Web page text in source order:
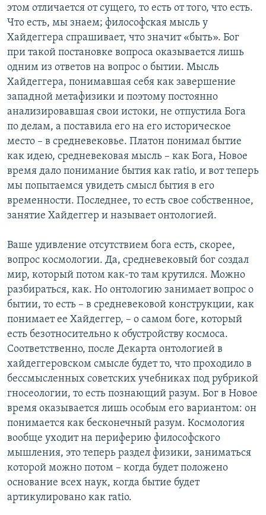
этом отличается от сущего, то есть от того, что есть.
Что есть, мы знаем; философская мысль у
Хайдеггера спрашивает, что значит «быть». Бог
при такой постановке вопроса оказывается лишь
одним из ответов на вопрос о бытии. Мысль
Хайдеггера, понимавшая себя как завершение
западной метафизики и поэтому постоянно
анализировавшая свои истоки, не отпустила Бога
по делам, а поставила его на его историческое
место – в средневековье. Платон понимал бытие
как идею, средневековая мысль – как Бога, Новое
время дало понимание бытия как ratio, и вот теперь
мы попытаемся увидеть смысл бытия в его
временности. Последнее, то есть свое собственное,
занятие Хайдеггер и называет онтологией.
Ваше удивление отсутствием бога есть, скорее,
вопрос космологии. Да, средневековый бог создал
мир, который потом как-то там крутился. Можно
разбираться, как. Но онтологию занимает вопрос о
бытии, то есть – в средневековой конструкции, как
понимает ее Хайдеггер, – о самом боге, который
есть безотносительно к обустройству космоса.
Соответственно, после Декарта онтологией в
хайдеггеровском смысле будет то, что проходило в
бессмысленных советских учебниках под рубрикой
гносеологии, то есть познающий разум. Бог в Новое
время оказывается лишь особым его вариантом: он
понимается как бесконечный разум. Космология
вообще уходит на периферию философского
мышления, это теперь раздел физики, заниматься
которой можно потом – когда будет положено
основание всех наук, когда бытие будет
артикулировано как ratio.